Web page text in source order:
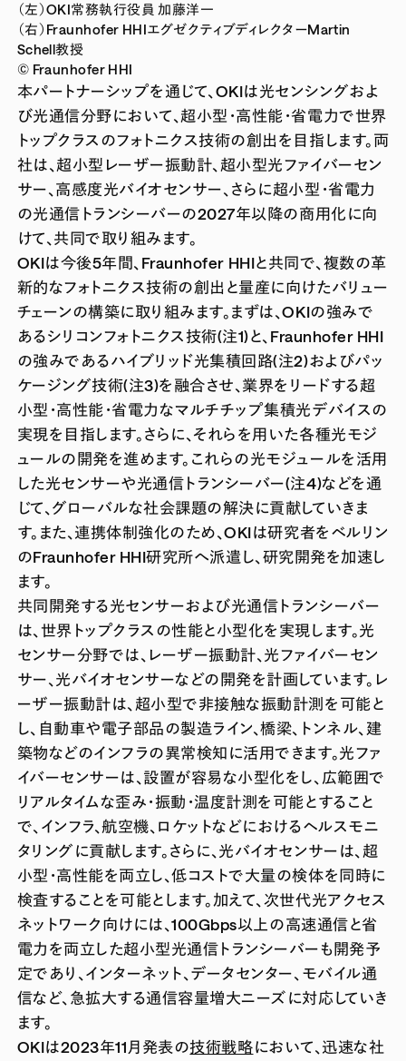
（左）OKI常務執行役員 加藤洋一
（右）Fraunhofer HHIエグゼクティブディレクターMartin
Schell教授
© Fraunhofer HHI
本パートナーシップを通じて、OKIは光センシングおよ
び光通信分野において、超小型・高性能・省電力で世界
トップクラスのフォトニクス技術の創出を目指します。両
社は、超小型レーザー振動計、超小型光ファイバーセン
サー、高感度光バイオセンサー、さらに超小型・省電力
の光通信トランシーバーの2027年以降の商用化に向
けて、共同で取り組みます。
OKIは今後5年間、Fraunhofer HHIと共同で、複数の革
新的なフォトニクス技術の創出と量産に向けたバリュー
チェーンの構築に取り組みます。まずは、OKIの強みで
あるシリコンフォトニクス技術(注1)と、Fraunhofer HHI
の強みであるハイブリッド光集積回路(注2)およびパッ
ケージング技術(注3)を融合させ、業界をリードする超
小型・高性能・省電力なマルチチップ集積光デバイスの
実現を目指します。さらに、それらを用いた各種光モジ
ュールの開発を進めます。これらの光モジュールを活用
した光センサーや光通信トランシーバー(注4)などを通
じて、グローバルな社会課題の解決に貢献していきま
す。また、連携体制強化のため、OKIは研究者をベルリン
のFraunhofer HHI研究所へ派遣し、研究開発を加速し
ます。
共同開発する光センサーおよび光通信トランシーバー
は、世界トップクラスの性能と小型化を実現します。光
センサー分野では、レーザー振動計、光ファイバーセン
サー、光バイオセンサーなどの開発を計画しています。レ
ーザー振動計は、超小型で非接触な振動計測を可能と
し、自動車や電子部品の製造ライン、橋梁、トンネル、建
築物などのインフラの異常検知に活用できます。光ファ
イバーセンサーは、設置が容易な小型化をし、広範囲で
リアルタイムな歪み・振動・温度計測を可能とすること
で、インフラ、航空機、ロケットなどにおけるヘルスモニ
タリングに貢献します。さらに、光バイオセンサーは、超
小型・高性能を両立し、低コストで大量の検体を同時に
検査することを可能とします。加えて、次世代光アクセス
ネットワーク向けには、100Gbps以上の高速通信と省
電力を両立した超小型光通信トランシーバーも開発予
定であり、インターネット、データセンター、モバイル通
信など、急拡大する通信容量増大ニーズに対応していき
ます。
OKIは2023年11月発表の技術戦略において、迅速な社